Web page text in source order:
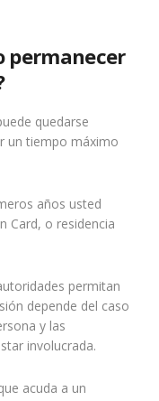
permanecer
quedarse
un tiempo máximo
años usted
Card, o residencia
permitan
depende del caso
y las
involucrada.
acuda a un